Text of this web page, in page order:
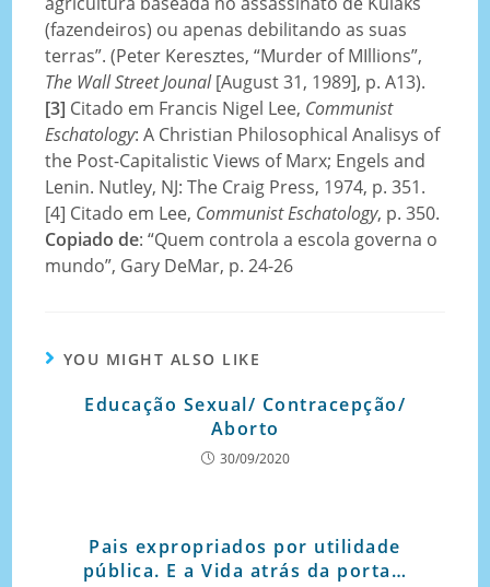
(fazendeiros) ou apenas debilitando as suas
terras”. (Peter Keresztes, “Murder of MIllions”,
The Wall Street Jounal[August 31, 1989], p. A13).
[3] Citado em Francis Nigel Lee, Communist
Eschatology: A Christian Philosophical Analisys of
the Post-Capitalistic Views of Marx; Engels and
Lenin. Nutley, NJ: The Craig Press, 1974, p. 351.
[4] Citado em Lee, Communist Eschatology, p. 350.
Copiado de: “Quem controla a escola governa o
mundo”, Gary DeMar, p. 24-26
YOU MIGHT ALSO LIKE
Educação Sexual/ Contracepção/
Aborto
30/09/2020
Pais expropriados por utilidade
pública. E a Vida atrás da porta…